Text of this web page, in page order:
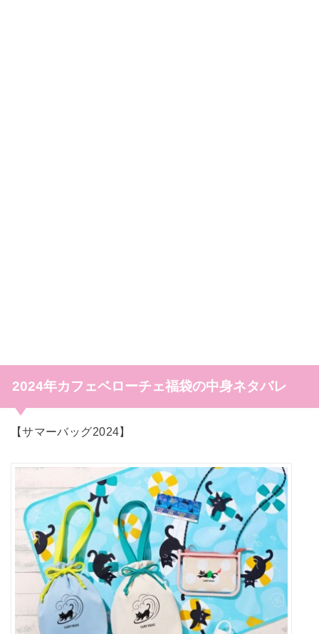
2024年カフェベローチェ福袋の中身ネタバレ
【サマーバッグ2024】